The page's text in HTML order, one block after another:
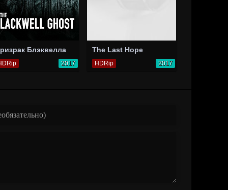
Блэквелла
2017
The Last Hope
HDRip 2017